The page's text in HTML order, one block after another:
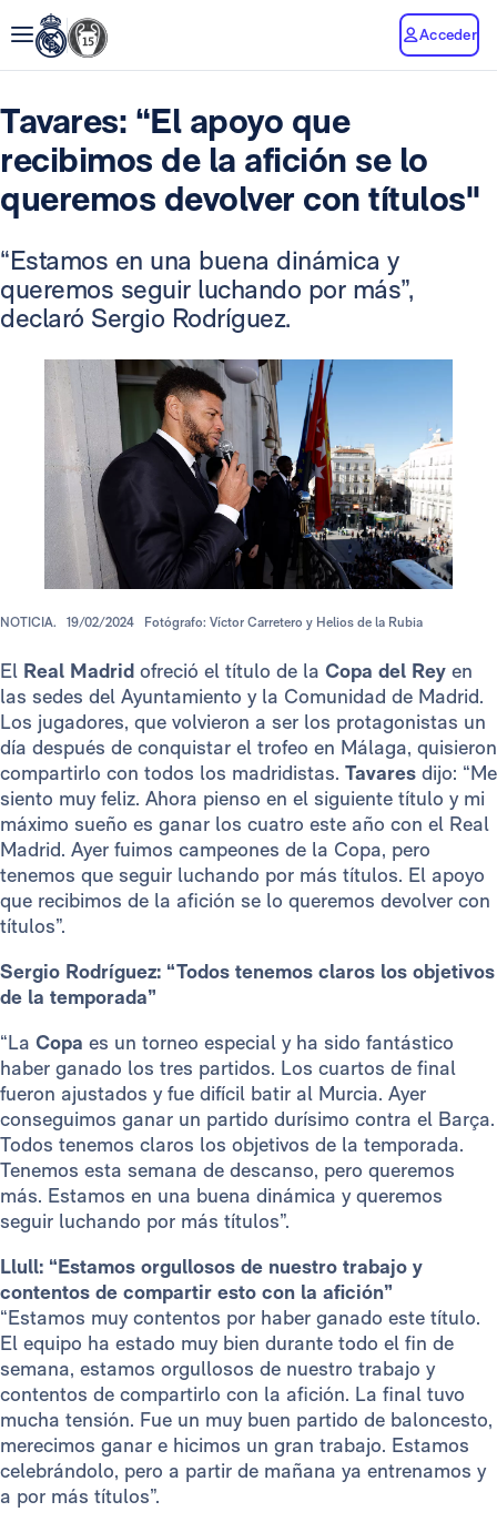
Acceder
Tavares: “El apoyo que
recibimos de la afición se lo
queremos devolver con títulos"
“Estamos en una buena dinámica y
queremos seguir luchando por más”,
declaró Sergio Rodríguez.
NOTICIA. 19/02/2024 Fotógrafo: Víctor Carretero y Helios de la Rubia
El Real Madrid ofreció el título de la Copa del Rey en
las sedes del Ayuntamiento y la Comunidad de Madrid.
Los jugadores, que volvieron a ser los protagonistas un
día después de conquistar el trofeo en Málaga, quisieron
compartirlo con todos los madridistas. Tavares dijo: “Me
siento muy feliz. Ahora pienso en el siguiente título y mi
máximo sueño es ganar los cuatro este año con el Real
Madrid. Ayer fuimos campeones de la Copa, pero
tenemos que seguir luchando por más títulos. El apoyo
que recibimos de la afición se lo queremos devolver con
títulos”.
Sergio Rodríguez: “Todos tenemos claros los objetivos
de la temporada”
“La Copa es un torneo especial y ha sido fantástico
haber ganado los tres partidos. Los cuartos de final
fueron ajustados y fue difícil batir al Murcia. Ayer
conseguimos ganar un partido durísimo contra el Barça.
Todos tenemos claros los objetivos de la temporada.
Tenemos esta semana de descanso, pero queremos
más. Estamos en una buena dinámica y queremos
seguir luchando por más títulos”.
Llull: “Estamos orgullosos de nuestro trabajo y
contentos de compartir esto con la afición”
“Estamos muy contentos por haber ganado este título.
El equipo ha estado muy bien durante todo el fin de
semana, estamos orgullosos de nuestro trabajo y
contentos de compartirlo con la afición. La final tuvo
mucha tensión. Fue un muy buen partido de baloncesto,
merecimos ganar e hicimos un gran trabajo. Estamos
celebrándolo, pero a partir de mañana ya entrenamos y
a por más títulos”.